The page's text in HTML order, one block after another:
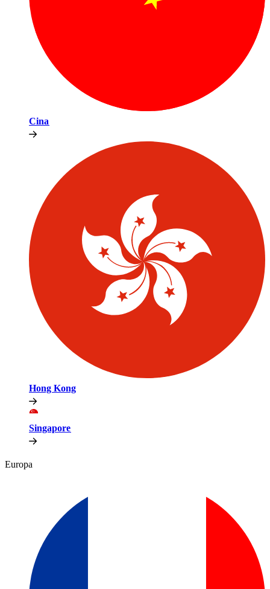
Cina​​
Hong Kong​​
Singapore​​
Europa​​